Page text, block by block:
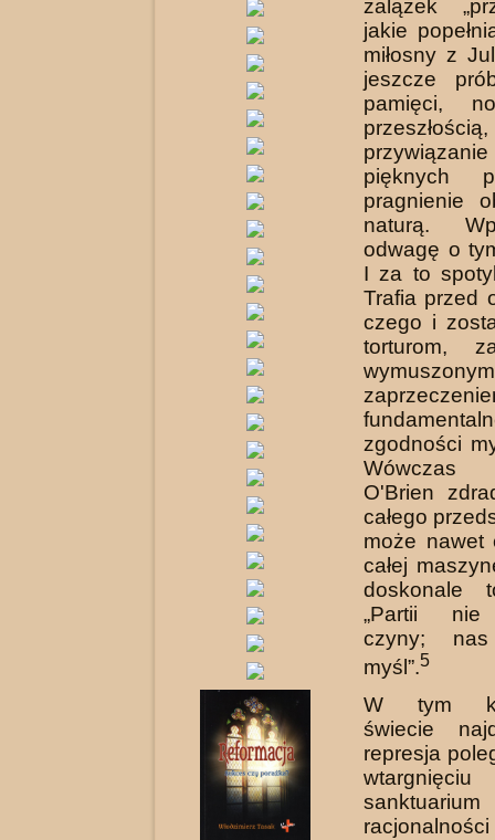
zalążek
jakie
miłosny z
jeszcze
pamięci,
przeszłością,
pięknych
pragnienie
naturą.
odwagę o
I za to
Trafia przed
czego i
torturom,
wymuszonym
zgodności
O'Brien
całego
może nawet
całej
doskonale
„Partii nie
czyny; nas
myśl”.5
W tym
świecie
represja